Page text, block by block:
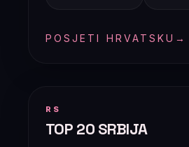
POSJETI HRVATSKU →
RS
TOP 20 SRBIJA